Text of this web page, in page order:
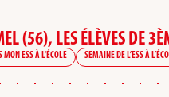
(56), LES ÉLÈVES DE
MON ESS À L'ÉCOLE SEMAINE DE L’ESS À